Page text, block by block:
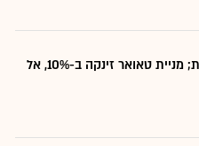
ת"א ננעלה בעליות חדות; מניית טאואר זינקה ב-10%, אל